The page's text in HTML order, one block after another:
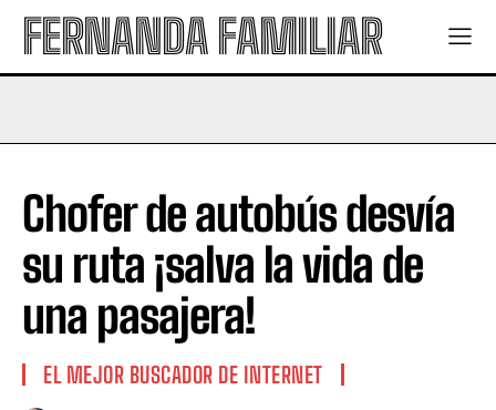
FERNANDA FAMILIAR
Chofer de autobús desvía
su ruta ¡salva la vida de
una pasajera!
EL MEJOR BUSCADOR DE INTERNET